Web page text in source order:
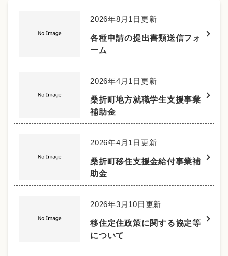
2026年8月1日更新
各種申請の提出書類送信フォ
ーム
2026年4月1日更新
桑折町地方就職学生支援事業
補助金
2026年4月1日更新
桑折町移住支援金給付事業補
助金
2026年3月10日更新
移住定住政策に関する協定等
について